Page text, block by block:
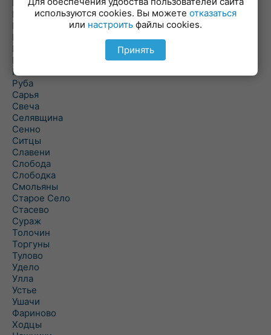
Повятье
Погоща
Подсвилье
Полоцк
Поставы
Прозороки
Россоны
Руба
Сарья
Свеча
Селявщина
Сенно
Ситцы
Славени
Слобода
Слободка
Смольяны
Старое Село
Стасево
Сураж
Толочин
Торгуны
Тулово
Удело
Улла
Устье
Ушачи
Фариново
Ходцы
используются cookies. Вы можете отказаться
или настроить файлы cookies.
Принять